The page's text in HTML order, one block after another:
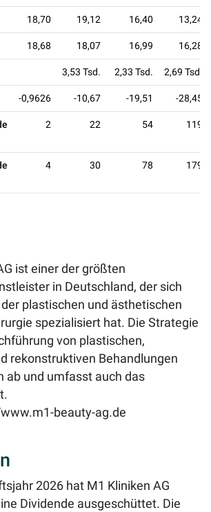
18,70 19,12 16,40 13,24
18,68 18,07 16,99 16,28
3,53 Tsd. 2,33 Tsd. 2,69 Tsd.
-0,9626 -10,67 -19,51 -28,45
2 22 54 119
4 30 78 179
ist einer der größten
in Deutschland, der sich
plastischen und ästhetischen
spezialisiert hat. Die Strategie
von plastischen,
rekonstruktiven Behandlungen
ab und umfasst auch das
beauty-ag.de
2026 hat M1 Kliniken AG
Dividende ausgeschüttet. Die